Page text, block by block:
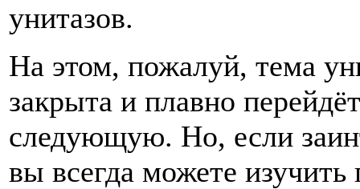
унитазов.
На этом, пожалуй, тема
закрыта и плавно
следующую. Но, если
вы всегда можете изучить